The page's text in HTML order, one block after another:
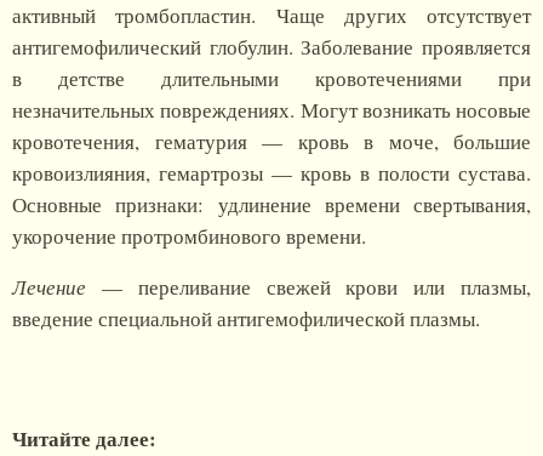
активный тромбопластин. Чаще других отсутствует
антигемофилический глобулин. Заболевание проявляется
в детстве длительными кровотечениями при
незначительных повреждениях. Могут возникать носовые
кровотечения, гематурия — кровь в моче, большие
кровоизлияния, гемартрозы — кровь в полости сустава.
Основные признаки: удлинение времени свертывания,
укорочение протромбинового времени.
Лечение — переливание свежей крови или плазмы,
введение специальной антигемофилической плазмы.
Читайте далее: